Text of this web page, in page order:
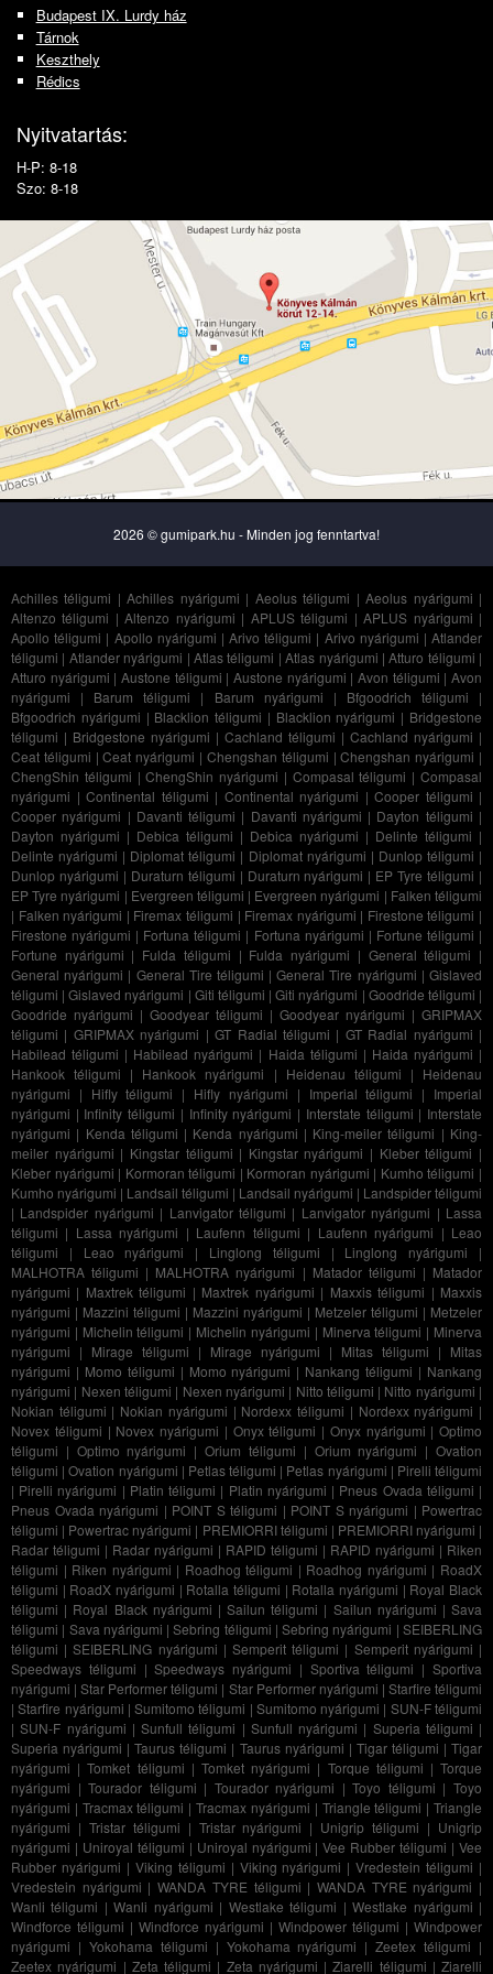
Budapest IX. Lurdy ház
Tárnok
Keszthely
Rédics
Nyitvatartás:
H-P: 8-18
Szo: 8-18
2026 © gumipark.hu - Minden jog fenntartva!
Achilles téligumi |Achilles nyárigumi | Aeolus téligumi |Aeolus nyárigumi |
Altenzo téligumi |Altenzo nyárigumi | APLUS téligumi |APLUS nyárigumi |
Apollo téligumi | Apollo nyárigumi |Arivo téligumi | Arivo nyárigumi |Atlander
téligumi | Atlander nyárigumi | Atlas téligumi |Atlas nyárigumi |Atturo téligumi |
Atturo nyárigumi |Austone téligumi |Austone nyárigumi |Avon téligumi |Avon
nyárigumi | Barum téligumi | Barum nyárigumi | Bfgoodrich téligumi |
Bfgoodrich nyárigumi | Blacklion téligumi | Blacklion nyárigumi | Bridgestone
téligumi | Bridgestone nyárigumi | Cachland téligumi | Cachland nyárigumi |
Ceat téligumi |Ceat nyárigumi | Chengshan téligumi |Chengshan nyárigumi |
ChengShin téligumi |ChengShin nyárigumi | Compasal téligumi |Compasal
nyárigumi | Continental téligumi | Continental nyárigumi | Cooper téligumi |
Cooper nyárigumi | Davanti téligumi | Davanti nyárigumi | Dayton téligumi |
Dayton nyárigumi | Debica téligumi | Debica nyárigumi | Delinte téligumi |
Delinte nyárigumi | Diplomat téligumi | Diplomat nyárigumi | Dunlop téligumi |
Dunlop nyárigumi | Duraturn téligumi | Duraturn nyárigumi | EP Tyre téligumi |
EP Tyre nyárigumi | Evergreen téligumi | Evergreen nyárigumi | Falken téligumi
| Falken nyárigumi | Firemax téligumi | Firemax nyárigumi | Firestone téligumi |
Firestone nyárigumi | Fortuna téligumi | Fortuna nyárigumi | Fortune téligumi |
Fortune nyárigumi | Fulda téligumi | Fulda nyárigumi | General téligumi |
General nyárigumi | General Tire téligumi |General Tire nyárigumi |Gislaved
téligumi |Gislaved nyárigumi | Giti téligumi |Giti nyárigumi | Goodride téligumi |
Goodride nyárigumi | Goodyear téligumi | Goodyear nyárigumi | GRIPMAX
téligumi | GRIPMAX nyárigumi |GT Radial téligumi | GT Radial nyárigumi |
Habilead téligumi | Habilead nyárigumi | Haida téligumi | Haida nyárigumi |
Hankook téligumi | Hankook nyárigumi | Heidenau téligumi | Heidenau
nyárigumi | Hifly téligumi | Hifly nyárigumi | Imperial téligumi | Imperial
nyárigumi | Infinity téligumi | Infinity nyárigumi | Interstate téligumi | Interstate
nyárigumi | Kenda téligumi | Kenda nyárigumi | King-meiler téligumi | King-
meiler nyárigumi | Kingstar téligumi | Kingstar nyárigumi | Kleber téligumi |
Kleber nyárigumi | Kormoran téligumi | Kormoran nyárigumi | Kumho téligumi |
Kumho nyárigumi | Landsail téligumi | Landsail nyárigumi | Landspider téligumi
| Landspider nyárigumi | Lanvigator téligumi | Lanvigator nyárigumi | Lassa
téligumi | Lassa nyárigumi | Laufenn téligumi | Laufenn nyárigumi | Leao
téligumi | Leao nyárigumi | Linglong téligumi | Linglong nyárigumi |
MALHOTRA téligumi | MALHOTRA nyárigumi | Matador téligumi | Matador
nyárigumi | Maxtrek téligumi | Maxtrek nyárigumi | Maxxis téligumi | Maxxis
nyárigumi | Mazzini téligumi | Mazzini nyárigumi | Metzeler téligumi | Metzeler
nyárigumi | Michelin téligumi | Michelin nyárigumi | Minerva téligumi | Minerva
nyárigumi | Mirage téligumi | Mirage nyárigumi | Mitas téligumi | Mitas
nyárigumi | Momo téligumi | Momo nyárigumi | Nankang téligumi | Nankang
nyárigumi | Nexen téligumi | Nexen nyárigumi | Nitto téligumi | Nitto nyárigumi |
Nokian téligumi | Nokian nyárigumi | Nordexx téligumi | Nordexx nyárigumi |
Novex téligumi | Novex nyárigumi | Onyx téligumi | Onyx nyárigumi | Optimo
téligumi | Optimo nyárigumi |Orium téligumi | Orium nyárigumi |Ovation
téligumi |Ovation nyárigumi | Petlas téligumi | Petlas nyárigumi | Pirelli téligumi
| Pirelli nyárigumi | Platin téligumi | Platin nyárigumi | Pneus Ovada téligumi |
Pneus Ovada nyárigumi | POINT S téligumi | POINT S nyárigumi | Powertrac
téligumi | Powertrac nyárigumi | PREMIORRI téligumi | PREMIORRI nyárigumi |
Radar téligumi | Radar nyárigumi | RAPID téligumi | RAPID nyárigumi | Riken
téligumi | Riken nyárigumi | Roadhog téligumi | Roadhog nyárigumi | RoadX
téligumi | RoadX nyárigumi | Rotalla téligumi | Rotalla nyárigumi | Royal Black
téligumi | Royal Black nyárigumi |Sailun téligumi | Sailun nyárigumi |Sava
téligumi | Sava nyárigumi |Sebring téligumi |Sebring nyárigumi |SEIBERLING
téligumi |SEIBERLING nyárigumi |Semperit téligumi | Semperit nyárigumi |
Speedways téligumi |Speedways nyárigumi | Sportiva téligumi |Sportiva
nyárigumi |Star Performer téligumi | Star Performer nyárigumi | Starfire téligumi
|Starfire nyárigumi |Sumitomo téligumi | Sumitomo nyárigumi | SUN-F téligumi
|SUN-F nyárigumi | Sunfull téligumi | Sunfull nyárigumi | Superia téligumi |
Superia nyárigumi |Taurus téligumi | Taurus nyárigumi | Tigar téligumi |Tigar
nyárigumi |Tomket téligumi | Tomket nyárigumi | Torque téligumi |Torque
nyárigumi |Tourador téligumi | Tourador nyárigumi |Toyo téligumi |Toyo
nyárigumi | Tracmax téligumi |Tracmax nyárigumi | Triangle téligumi |Triangle
nyárigumi | Tristar téligumi | Tristar nyárigumi | Unigrip téligumi | Unigrip
nyárigumi | Uniroyal téligumi | Uniroyal nyárigumi |Vee Rubber téligumi |Vee
Rubber nyárigumi | Viking téligumi | Viking nyárigumi |Vredestein téligumi |
Vredestein nyárigumi |WANDA TYRE téligumi | WANDA TYRE nyárigumi |
Wanli téligumi |Wanli nyárigumi | Westlake téligumi |Westlake nyárigumi |
Windforce téligumi | Windforce nyárigumi | Windpower téligumi | Windpower
nyárigumi | Yokohama téligumi | Yokohama nyárigumi |Zeetex téligumi |
Zeetex nyárigumi | Zeta téligumi | Zeta nyárigumi |Ziarelli téligumi | Ziarelli